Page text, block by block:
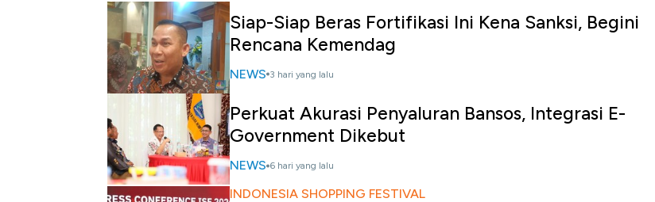
Siap-Siap Beras Fortifikasi Ini Kena Sanksi, Begini
Rencana Kemendag
NEWS 3 hari yang lalu
Perkuat Akurasi Penyaluran Bansos, Integrasi E-
Government Dikebut
NEWS 6 hari yang lalu
INDONESIA SHOPPING FESTIVAL